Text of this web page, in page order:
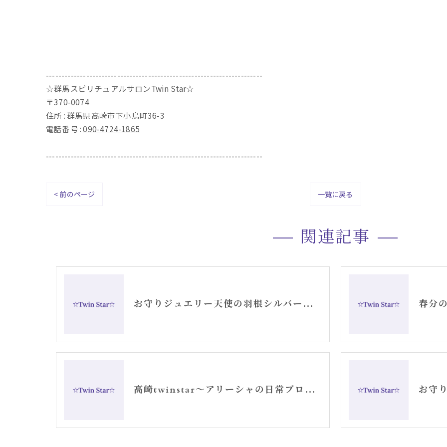
----------------------------------------------------------------------
☆群馬スピリチュアルサロンTwin Star☆
〒370-0074
住所 : 群馬県高崎市下小鳥町36-3
電話番号 :090-4724-1865
----------------------------------------------------------------------
< 前のページ 一覧に戻る
関連記事
お守りジュエリー天使の羽根シルバーピアス
高崎twinstar〜アリーシャの日常ブログ〜